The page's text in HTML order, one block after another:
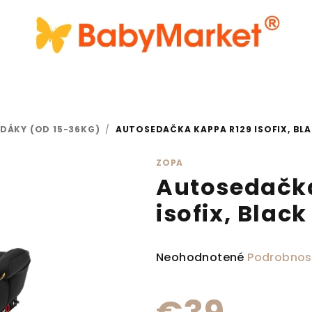
(OD 15-36KG) / AUTOSEDAČKA KAPPA R129 ISOFIX,
ZOPA
isofix, Black
Priemerné hodnotenie
Neohodnotené